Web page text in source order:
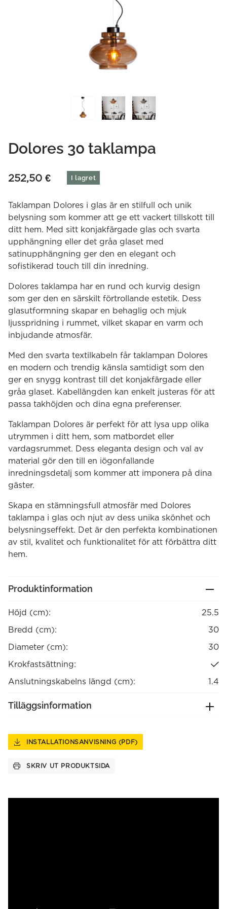
Dolores 30 taklampa
252,50 € I lagret
Taklampan Dolores i glas är en stilfull och unik
belysning som kommer att ge ett vackert tillskott till
ditt hem. Med sitt konjakfärgade glas och svarta
upphängning eller det gråa glaset med
satinupphängning ger den en elegant och
sofistikerad touch till din inredning.
Dolores taklampa har en rund och kurvig design
som ger den en särskilt förtrollande estetik. Dess
glasutformning skapar en behaglig och mjuk
ljusspridning i rummet, vilket skapar en varm och
inbjudande atmosfär.
Med den svarta textilkabeln får taklampan Dolores
en modern och trendig känsla samtidigt som den
ger en snygg kontrast till det konjakfärgade eller
gråa glaset. Kabellängden kan enkelt justeras för att
passa takhöjden och dina egna preferenser.
Taklampan Dolores är perfekt för att lysa upp olika
utrymmen i ditt hem, som matbordet eller
vardagsrummet. Dess eleganta design och val av
material gör den till en iögonfallande
inredningsdetalj som kommer att imponera på dina
gäster.
Skapa en stämningsfull atmosfär med Dolores
taklampa i glas och njut av dess unika skönhet och
belysningseffekt. Det är den perfekta kombinationen
av stil, kvalitet och funktionalitet för att förbättra ditt
hem.
Produktinformation
Höjd (cm):
25.5
Bredd (cm):
30
Diameter (cm):
30
Krokfastsättning:
Anslutningskabelns längd (cm):
1.4
Tilläggsinformation
INSTALLATIONSANVISNING (PDF)
SKRIV UT PRODUKTSIDA